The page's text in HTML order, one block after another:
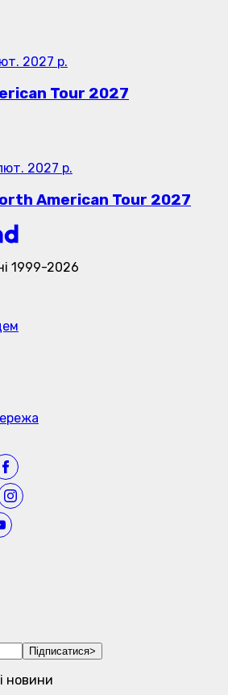
2027 р.
Tour 2027
2027 р.
American Tour 2027
1999-2026
Підписатися>
новини